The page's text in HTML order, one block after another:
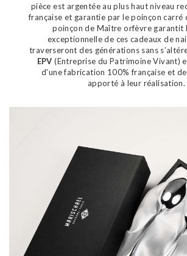
pièce est argentée au plus haut niveau
française et garantie par le poinçon carré
poinçon de Maître orfèvre garantit
exceptionnelle de ces cadeaux de
traverseront des générations sans
EPV(Entreprise du Patrimoine Vivant)
d'une fabrication 100% française et
apporté à leur réalisation.